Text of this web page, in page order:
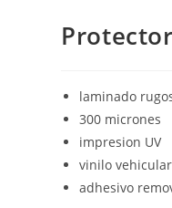
laminado
300 micrones
impresion UV
vinilo vehicular
adhesivo